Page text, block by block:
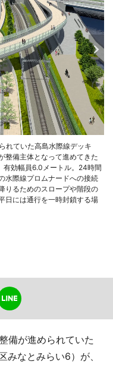
れていた高島水際線デッキ
整備主体となって進めてきた
効幅員6.0メートル。24時間
水際線プロムナードへの接続
りるためのスロープや階段の
日には通行を一時封鎖する場
備が進められていた
みなとみらい6）が、